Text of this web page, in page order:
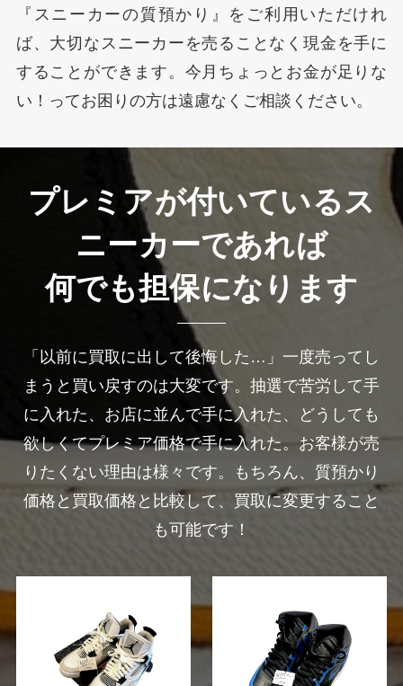
『スニーカーの質預かり』をご利用いただけれ
ば、大切なスニーカーを売ることなく現金を手に
することができます。今月ちょっとお金が足りな
い！ってお困りの方は遠慮なくご相談ください。
プレミアが付いているス
ニーカーであれば
何でも担保になります
「以前に買取に出して後悔した…」一度売ってし
まうと買い戻すのは大変です。抽選で苦労して手
に入れた、お店に並んで手に入れた、どうしても
欲しくてプレミア価格で手に入れた。お客様が売
りたくない理由は様々です。もちろん、質預かり
価格と買取価格と比較して、買取に変更すること
も可能です！